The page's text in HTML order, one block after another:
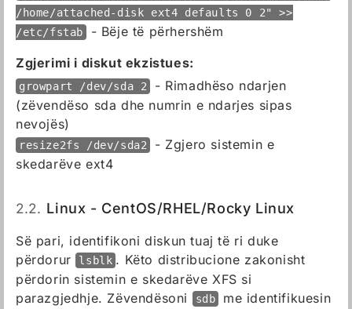
/home/attached-disk ext4 defaults 0 2" >>
/etc/fstab
- Bëje të përhershëm
Zgjerimi i diskut ekzistues:
growpart /dev/sda 2
- Rimadhëso ndarjen
(zëvendëso sda dhe numrin e ndarjes sipas
nevojës)
resize2fs /dev/sda2
- Zgjero sistemin e
skedarëve ext4
2.2. Linux - CentOS/RHEL/Rocky Linux
Së pari, identifikoni diskun tuaj të ri duke
përdorur lsblk . Këto distribucione zakonisht
përdorin sistemin e skedarëve XFS si
parazgjedhje. Zëvendësoni
sdb me identifikuesin